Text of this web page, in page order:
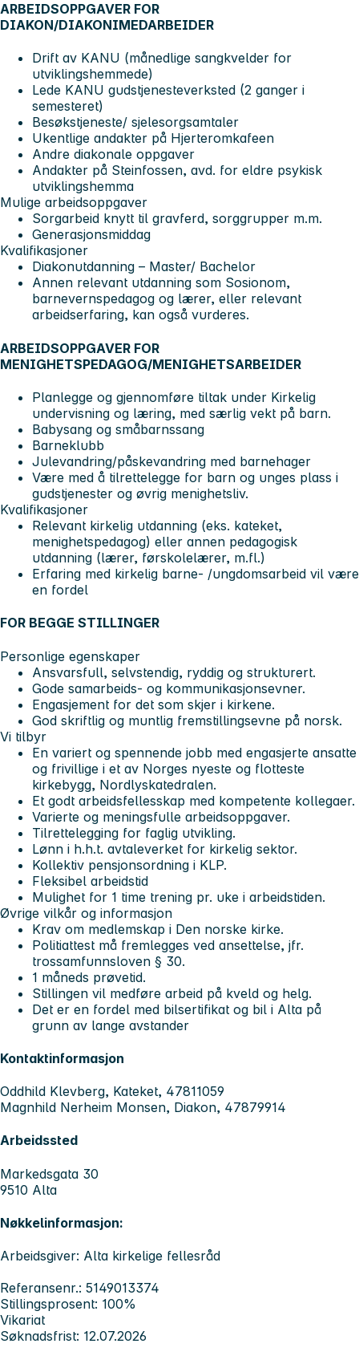
ARBEIDSOPPGAVER FOR
DIAKON/DIAKONIMEDARBEIDER
Drift av KANU (månedlige sangkvelder for
utviklingshemmede)
Lede KANU gudstjenesteverksted (2 ganger i
semesteret)
Besøkstjeneste/ sjelesorgsamtaler
Ukentlige andakter på Hjerteromkafeen
Andre diakonale oppgaver
Andakter på Steinfossen, avd. for eldre psykisk
utviklingshemma
Mulige arbeidsoppgaver
Sorgarbeid knytt til gravferd, sorggrupper m.m.
Generasjonsmiddag
Kvalifikasjoner
Diakonutdanning – Master/ Bachelor
Annen relevant utdanning som Sosionom,
barnevernspedagog og lærer, eller relevant
arbeidserfaring, kan også vurderes.
ARBEIDSOPPGAVER FOR
MENIGHETSPEDAGOG/MENIGHETSARBEIDER
Planlegge og gjennomføre tiltak under Kirkelig
undervisning og læring, med særlig vekt på barn.
Babysang og småbarnssang
Barneklubb
Julevandring/påskevandring med barnehager
Være med å tilrettelegge for barn og unges plass i
gudstjenester og øvrig menighetsliv.
Kvalifikasjoner
Relevant kirkelig utdanning (eks. kateket,
menighetspedagog) eller annen pedagogisk
utdanning (lærer, førskolelærer, m.fl.)
Erfaring med kirkelig barne- /ungdomsarbeid vil være
en fordel
FOR BEGGE STILLINGER
Personlige egenskaper
Ansvarsfull, selvstendig, ryddig og strukturert.
Gode samarbeids- og kommunikasjonsevner.
Engasjement for det som skjer i kirkene.
God skriftlig og muntlig fremstillingsevne på norsk.
Vi tilbyr
En variert og spennende jobb med engasjerte ansatte
og frivillige i et av Norges nyeste og flotteste
kirkebygg, Nordlyskatedralen.
Et godt arbeidsfellesskap med kompetente kollegaer.
Varierte og meningsfulle arbeidsoppgaver.
Tilrettelegging for faglig utvikling.
Lønn i h.h.t. avtaleverket for kirkelig sektor.
Kollektiv pensjonsordning i KLP.
Fleksibel arbeidstid
Mulighet for 1 time trening pr. uke i arbeidstiden.
Øvrige vilkår og informasjon
Krav om medlemskap i Den norske kirke.
Politiattest må fremlegges ved ansettelse, jfr.
trossamfunnsloven § 30.
1 måneds prøvetid.
Stillingen vil medføre arbeid på kveld og helg.
Det er en fordel med bilsertifikat og bil i Alta på
grunn av lange avstander
Kontaktinformasjon
Oddhild Klevberg, Kateket, 47811059
Magnhild Nerheim Monsen, Diakon, 47879914
Arbeidssted
Markedsgata 30
9510 Alta
Nøkkelinformasjon:
Arbeidsgiver: Alta kirkelige fellesråd
Referansenr.: 5149013374
Stillingsprosent: 100%
Vikariat
Søknadsfrist: 12.07.2026